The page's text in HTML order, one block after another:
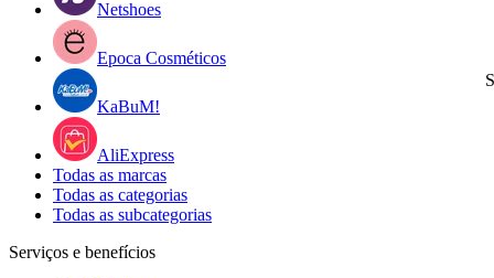
Netshoes
Epoca Cosméticos
KaBuM!
AliExpress
Todas as marcas
Todas as categorias
Todas as subcategorias
Serviços e benefícios